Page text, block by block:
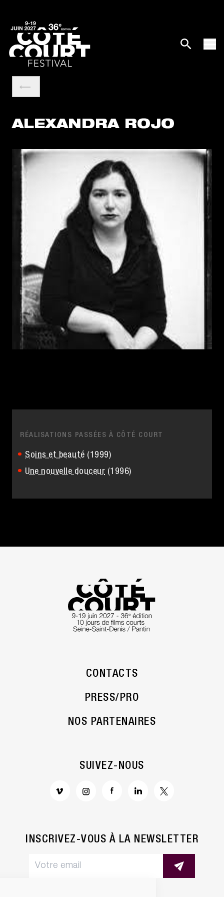
ALEXANDRA ROJO
RÉALISATIONS PASSÉES À CÔTÉ COURT
Soins et beauté (1999)
Une nouvelle douceur (1996)
CONTACTS
PRESS/PRO
NOS PARTENAIRES
SUIVEZ-NOUS
INSCRIVEZ-VOUS À LA NEWSLETTER